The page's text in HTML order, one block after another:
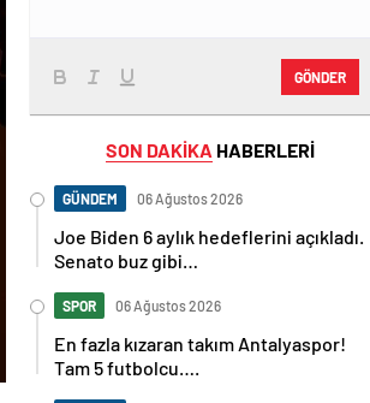
GÖNDER
SON DAKİKA HABERLERİ
GÜNDEM 06 Ağustos 2026
Joe Biden 6 aylık hedeflerini açıkladı.
Senato buz gibi…
SPOR 06 Ağustos 2026
En fazla kızaran takım Antalyaspor!
Tam 5 futbolcu….